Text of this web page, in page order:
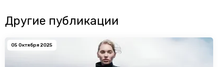
Другие публикации
05 Октября 2025